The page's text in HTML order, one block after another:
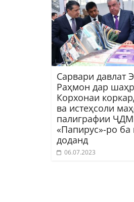
Сарвари давлат
Раҳмон дар
Корхонаи
ва истеҳсоли
палиграфии
«Папирус»-ро ба
доданд
06.07.2023